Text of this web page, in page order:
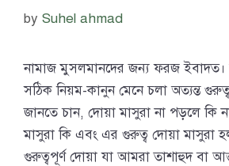
by Suhel ahmad
নামাজ মুসলমানদের জন্য ফরজ ইবাদত।
সঠিক নিয়ম-কানুন মেনে চলা অত্যন্ত
জানতে চান, দোয়া মাসুরা না পড়লে কি
মাসুরা কি এবং এর গুরুত্ব দোয়া মাসুরা
গুরুত্বপূর্ণ দোয়া যা আমরা তাশাহুদ বা